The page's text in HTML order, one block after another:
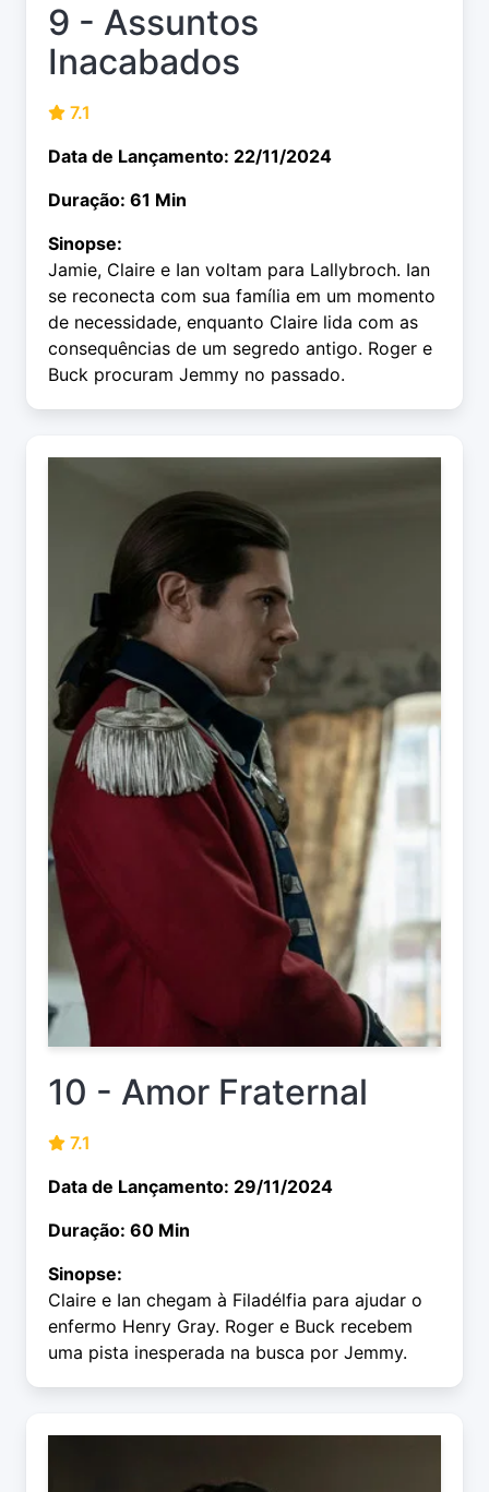
9 - Assuntos
Inacabados
7.1
Data de Lançamento: 22/11/2024
Duração: 61 Min
Sinopse:
Jamie, Claire e Ian voltam para Lallybroch. Ian
se reconecta com sua família em um momento
de necessidade, enquanto Claire lida com as
consequências de um segredo antigo. Roger e
Buck procuram Jemmy no passado.
10 - Amor Fraternal
7.1
Data de Lançamento: 29/11/2024
Duração: 60 Min
Sinopse:
Claire e Ian chegam à Filadélfia para ajudar o
enfermo Henry Gray. Roger e Buck recebem
uma pista inesperada na busca por Jemmy.